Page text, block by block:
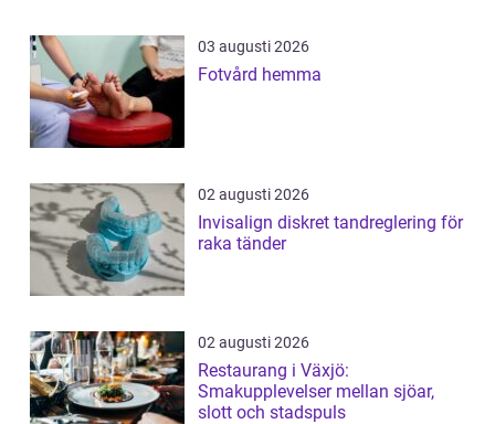
03 augusti 2026
Fotvård hemma
02 augusti 2026
Invisalign diskret tandreglering för
raka tänder
02 augusti 2026
Restaurang i Växjö:
Smakupplevelser mellan sjöar,
slott och stadspuls